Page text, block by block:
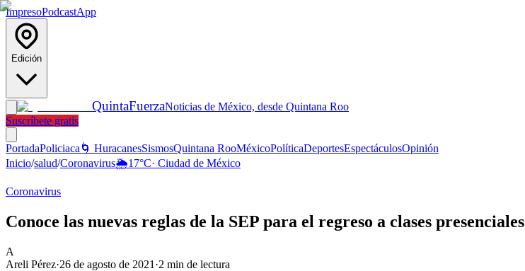
ImpresoPodcastApp
Edición
QuintaFuerzaNoticias de México, desde Quintana Roo
Suscríbete gratis
PortadaPoliciaca 🌀 HuracanesSismosQuintana RooMéxicoPolíticaDeportesEspectáculosOpinión
Inicio/salud/Coronavirus🌦️17°C· Ciudad de México
Coronavirus
Conoce las nuevas reglas de la SEP para el regreso a clases presenciales
A
Areli Pérez·26 de agosto de 2021 ·2 min de lectura